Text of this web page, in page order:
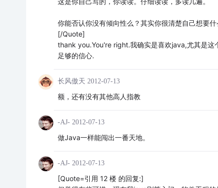
你能否认你没有倾向性么？其实你很清楚自己想要
[/Quote]
thank you.You're right.我确实是喜欢java,尤其是这
足够的信心.
长风傲天 2012-07-13
额，还有没有其他高人指教
-AJ- 2012-07-13
做Java一样能闯出一番天地。
-AJ- 2012-07-13
[Quote=引用 12 楼 的回复:]